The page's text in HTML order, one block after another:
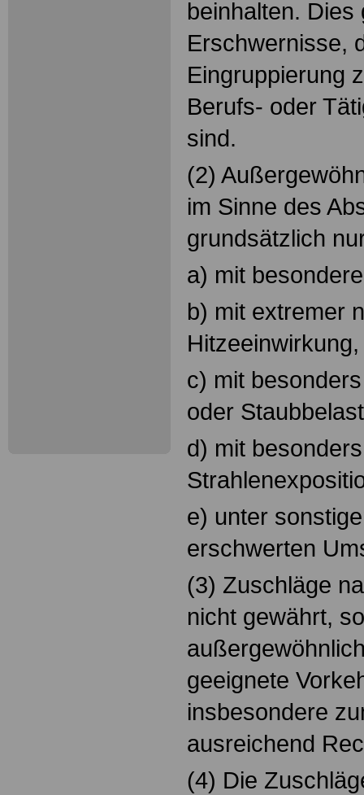
beinhalten. Dies
Erschwernisse,
Eingruppierung
Berufs- oder
sind.
(2)
im Sinne des
grundsätzlich
a) mit
b) mit extremer
Hitzeeinwirkung,
c) mit
oder
d) mit
e) unter
erschwerten
(3) Zuschläge
nicht gewährt,
geeignete
insbesondere
ausreichend
(4) Die